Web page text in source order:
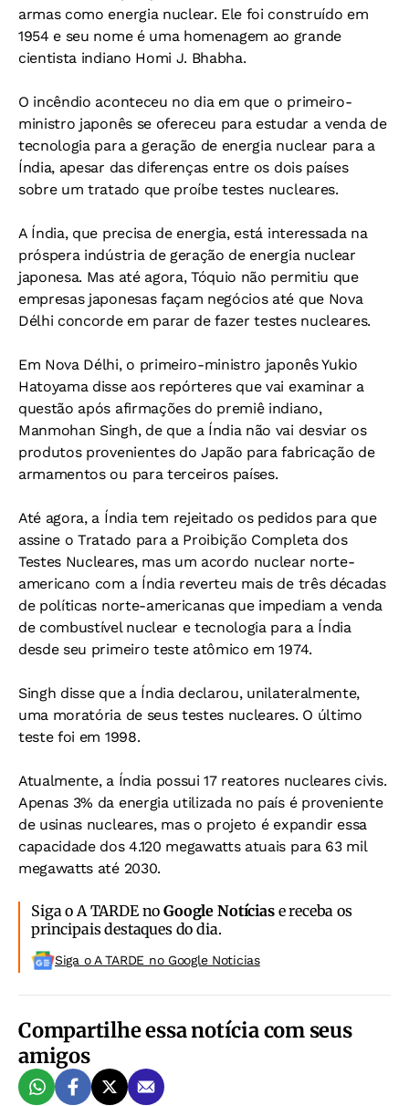
armas como energia nuclear. Ele foi construído em
1954 e seu nome é uma homenagem ao grande
cientista indiano Homi J. Bhabha.
O incêndio aconteceu no dia em que o primeiro-
ministro japonês se ofereceu para estudar a venda de
tecnologia para a geração de energia nuclear para a
Índia, apesar das diferenças entre os dois países
sobre um tratado que proíbe testes nucleares.
A Índia, que precisa de energia, está interessada na
próspera indústria de geração de energia nuclear
japonesa. Mas até agora, Tóquio não permitiu que
empresas japonesas façam negócios até que Nova
Délhi concorde em parar de fazer testes nucleares.
Em Nova Délhi, o primeiro-ministro japonês Yukio
Hatoyama disse aos repórteres que vai examinar a
questão após afirmações do premiê indiano,
Manmohan Singh, de que a Índia não vai desviar os
produtos provenientes do Japão para fabricação de
armamentos ou para terceiros países.
Até agora, a Índia tem rejeitado os pedidos para que
assine o Tratado para a Proibição Completa dos
Testes Nucleares, mas um acordo nuclear norte-
americano com a Índia reverteu mais de três décadas
de políticas norte-americanas que impediam a venda
de combustível nuclear e tecnologia para a Índia
desde seu primeiro teste atômico em 1974.
Singh disse que a Índia declarou, unilateralmente,
uma moratória de seus testes nucleares. O último
teste foi em 1998.
Atualmente, a Índia possui 17 reatores nucleares civis.
Apenas 3% da energia utilizada no país é proveniente
de usinas nucleares, mas o projeto é expandir essa
capacidade dos 4.120 megawatts atuais para 63 mil
megawatts até 2030.
Siga o A TARDE noGoogle Notíciase receba os
principais destaques do dia.
Siga o A TARDE no Google Noticias
Compartilhe essa notícia com seus
amigos